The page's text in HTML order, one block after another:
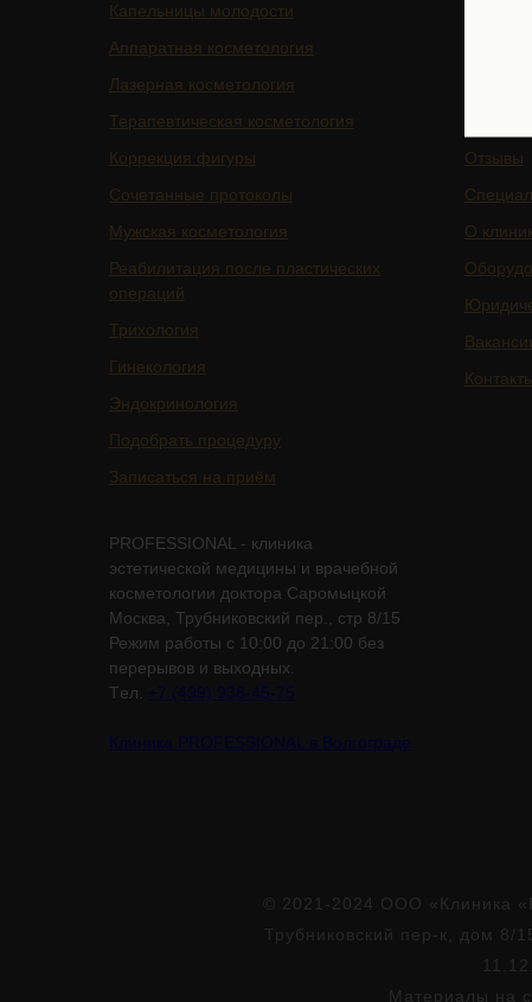
Капельницы молодости
Аппаратная косметология
Лазерная косметология
Терапевтическая косметология
Коррекция фигуры
Сочетанные протоколы
Мужская косметология
Реабилитация после пластических
операций
Трихология
Гинекология
Эндокринология
Подобрать процедуру
Записаться на приём
Отзывы
О
PROFESSIONAL - клиника
эстетической медицины и врачебной
косметологии доктора Саромыцкой
Москва, Трубниковский пер., стр 8/15
Режим работы с 10:00 до 21:00 без
перерывов и выходных.
Tел. +7 (499) 938-45-75
Клиника PROFESSIONAL в Волгограде
© 2021-2024 ООО «Клиника
Трубниковский пер-к, дом 8/
Материалы на